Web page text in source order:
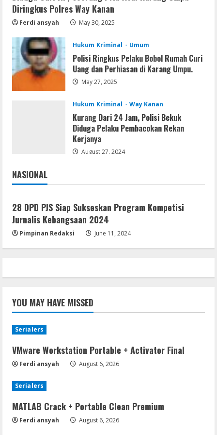
Profil AKBP Ramadhona, Eks Perwira
Brimob Papua Kini Jabat Kapolres Way
Kanan
August 5, 2026
Diringkus Polres Way Kanan
Ferdi ansyah May 30, 2025
Hukum Kriminal Umum
Polisi Ringkus Pelaku Bobol Rumah Curi
Uang dan Perhiasan di Karang Umpu.
May 27, 2025
Hukum Kriminal Way Kanan
Kurang Dari 24 Jam, Polisi Bekuk
Diduga Pelaku Pembacokan Rekan
Kerjanya
August 27, 2024
NASIONAL
Jakarta
28 DPD PJS Siap Sukseskan Program Kompetisi
Jurnalis Kebangsaan 2024
Pimpinan Redaksi June 11, 2024
YOU MAY HAVE MISSED
Serialers
VMware Workstation Portable + Activator Final
Ferdi ansyah August 6, 2026
Serialers
MATLAB Crack + Portable Clean Premium
Ferdi ansyah August 6, 2026